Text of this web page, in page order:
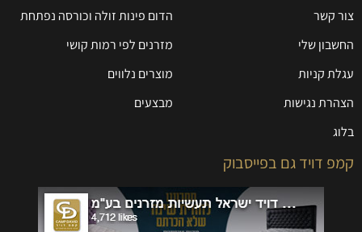
צור קשר
החשבון שלי
עגלת קניות
הצהרת נגישות
בלוג
הדום פינות זולה וכורסה נפתחת
מזרנים לפי רמות קושי
מוצרים נלווים
מבצעים
קמפ דויד גם בפייסבוק